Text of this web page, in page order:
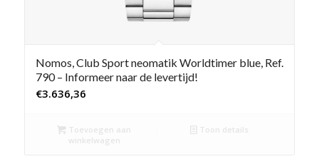
Nomos, Club Sport neomatik Worldtimer blue, Ref.
790 – Informeer naar de levertijd!
€3.636,36
Toevoegen aan
winkelwagen
Toon details